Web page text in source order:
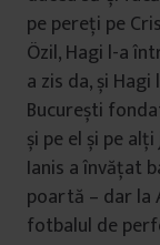
pe pereți pe
Özil, Hagi l-a
a zis da, și
București
și pe el și pe
Ianis a învățat
poartă – dar la
fotbalul de